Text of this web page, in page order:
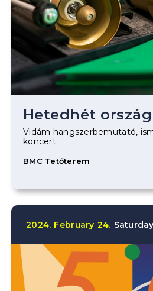
Hetedhét ország
Vidám hangszerbemutató,
koncert
BMC Tetőterem
2024. February 24. Saturday